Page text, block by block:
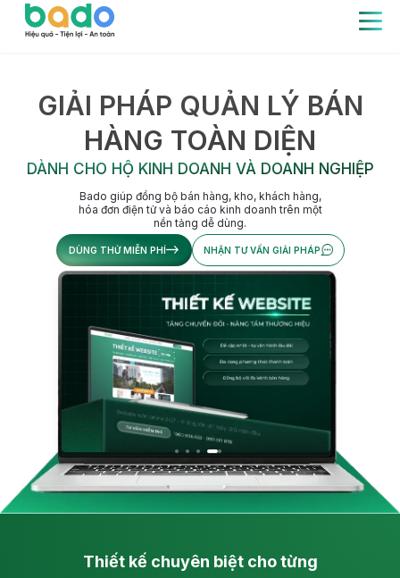
GIẢI PHÁP QUẢN LÝ BÁN
HÀNG TOÀN DIỆN
DÀNH CHO HỘ KINH DOANH VÀ DOANH NGHIỆP
Bado giúp đồng bộ bán hàng, kho, khách hàng,
hóa đơn điện tử và báo cáo kinh doanh trên một
nền tảng dễ dùng.
DÙNG THỬ MIỄN PHÍ NHẬN TƯ VẤN GIẢI PHÁP
Thiết kế chuyên biệt cho từng